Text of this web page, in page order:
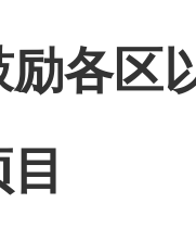
励各区